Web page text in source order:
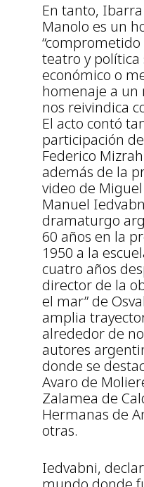
En tanto,
Manolo es un
teatro y
económico o
homenaje a
nos reivindica
El acto contó
participación
Federico
además de la
video de Miguel
Manuel
dramaturgo
60 años en la
1950 a la
cuatro años
director de la
el mar” de
amplia
alrededor de
autores
donde se
Avaro de
Zalamea de
Hermanas de
otras.
Iedvabni,